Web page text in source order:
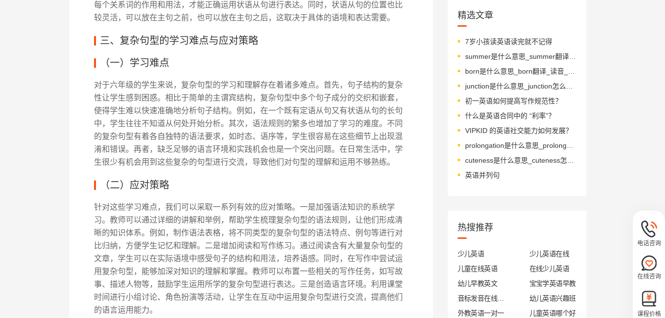
每个关系词的作用和用法，才能正确运用状语从句进行表达。同时，状语从句的位置也比
较灵活，可以放在主句之前，也可以放在主句之后，这取决于具体的语境和表达需要。
三、复杂句型的学习难点与应对策略
（一）学习难点
对于六年级的学生来说，复杂句型的学习和理解存在着诸多难点。首先，句子结构的复杂
性让学生感到困惑。相比于简单的主谓宾结构，复杂句型中多个句子成分的交织和嵌套，
使得学生难以快速准确地分析句子结构。例如，在一个既有定语从句又有状语从句的长句
中，学生往往不知道从何处开始分析。其次，语法规则的繁多也增加了学习的难度。不同
的复杂句型有着各自独特的语法要求，如时态、语序等，学生很容易在这些细节上出现混
淆和错误。再者，缺乏足够的语言环境和实践机会也是一个突出问题。在日常生活中，学
生很少有机会用到这些复杂的句型进行交流，导致他们对句型的理解和运用不够熟练。
（二）应对策略
针对这些学习难点，我们可以采取一系列有效的应对策略。一是加强语法知识的系统学
习。教师可以通过详细的讲解和举例，帮助学生梳理复杂句型的语法规则，让他们形成清
晰的知识体系。例如，制作语法表格，将不同类型的复杂句型的语法特点、例句等进行对
比归纳，方便学生记忆和理解。二是增加阅读和写作练习。通过阅读含有大量复杂句型的
文章，学生可以在实际语境中感受句子的结构和用法，培养语感。同时，在写作中尝试运
用复杂句型，能够加深对知识的理解和掌握。教师可以布置一些相关的写作任务，如写故
事、描述人物等，鼓励学生运用所学的复杂句型进行表达。三是创造语言环境。利用课堂
时间进行小组讨论、角色扮演等活动，让学生在互动中运用复杂句型进行交流，提高他们
的语言运用能力。
精选文章
7岁小孩读英语读完就不记得
summer是什么意思_summer翻译_读音_用法_翻译
初一英语如何提高写作规范性？
什么是英语合同中的 “利率”？
VIPKID 的英语社交能力如何发展？
英语并列句
热搜推荐
少儿英语
少儿英语在线
儿童在线英语
在线少儿英语
幼儿早教英文
宝宝学英语早教
幼儿英语兴趣班
外教英语一对一
儿童英语哪个好
电话咨询
在线咨询
课程价格